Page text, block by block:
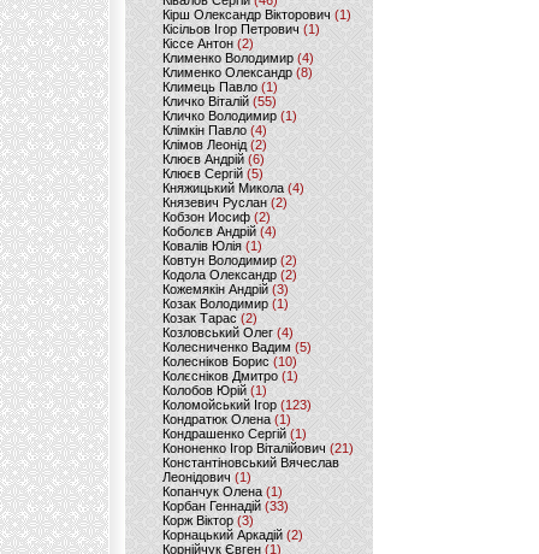
Кірш Олександр Вікторович (1)
Кісільов Ігор Петрович (1)
Кіссе Антон (2)
Клименко Володимир(4)
Клименко Олександр (8)
Климець Павло (1)
Кличко Віталій(55)
Кличко Володимир (1)
Клімкін Павло (4)
Клімов Леонід(2)
Клюєв Андрій(6)
Клюєв Сергій (5)
Княжицький Микола(4)
Князевич Руслан (2)
Кобзон Иосиф(2)
Коболєв Андрій (4)
Ковалів Юлія(1)
Ковтун Володимир (2)
Кодола Олександр (2)
Кожемякін Андрій (3)
Козак Володимир (1)
Козак Тарас (2)
Козловський Олег(4)
Колесниченко Вадим (5)
Колесніков Борис (10)
Колєсніков Дмитро (1)
Колобов Юрій (1)
Коломойський Ігор (123)
Кондратюк Олена(1)
Кондрашенко Сергій (1)
Кононенко Ігор Віталійович (21)
Константіновський Вячеслав
Леонідович (1)
Копанчук Олена (1)
Корбан Геннадій (33)
Корж Віктор (3)
Корнацький Аркадій (2)
Корнійчук Євген (1)